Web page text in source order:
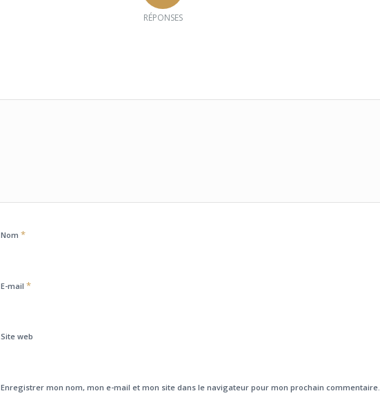
RÉPONSES
Nom *
E-mail *
Site web
Enregistrer mon nom, mon e-mail et mon site dans le navigateur pour mon prochain commentaire.